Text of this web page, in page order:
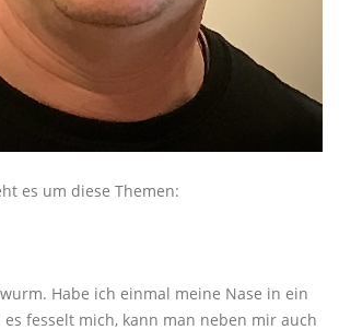
es um diese Themen:
Habe ich einmal meine Nase in ein
es fesselt mich, kann man neben mir auch